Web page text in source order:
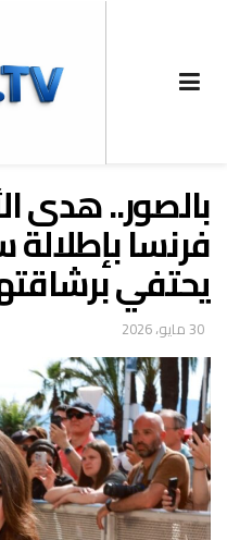
بالصور.. هدى
فرنسا
يحتفي
30 مايو، 2026